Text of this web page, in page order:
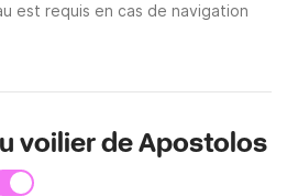
est requis en cas de navigation
voilier de Apostolos